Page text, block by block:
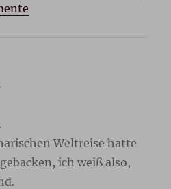
Weltreise hatte
ich weiß also,